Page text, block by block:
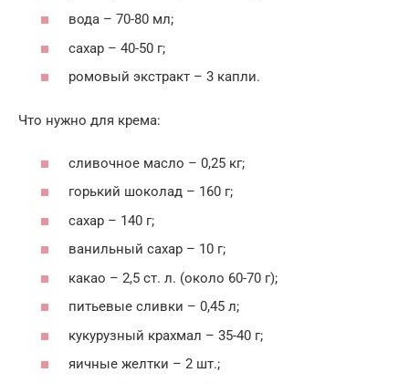
вода – 70-80 мл;
сахар – 40-50 г;
ромовый экстракт – 3 капли.
Что нужно для крема:
сливочное масло – 0,25 кг;
горький шоколад – 160 г;
сахар – 140 г;
ванильный сахар – 10 г;
какао – 2,5 ст. л. (около 60-70 г);
питьевые сливки – 0,45 л;
кукурузный крахмал – 35-40 г;
яичные желтки – 2 шт.;